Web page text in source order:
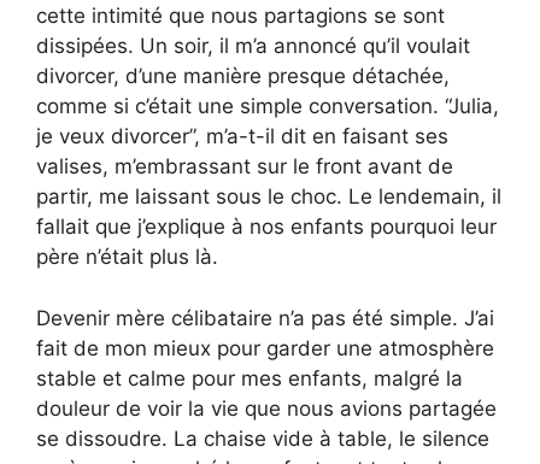
cette intimité que nous partagions se sont
dissipées. Un soir, il m’a annoncé qu’il voulait
divorcer, d’une manière presque détachée,
comme si c’était une simple conversation. “Julia,
je veux divorcer”, m’a-t-il dit en faisant ses
valises, m’embrassant sur le front avant de
partir, me laissant sous le choc. Le lendemain, il
fallait que j’explique à nos enfants pourquoi leur
père n’était plus là.
Devenir mère célibataire n’a pas été simple. J’ai
fait de mon mieux pour garder une atmosphère
stable et calme pour mes enfants, malgré la
douleur de voir la vie que nous avions partagée
se dissoudre. La chaise vide à table, le silence